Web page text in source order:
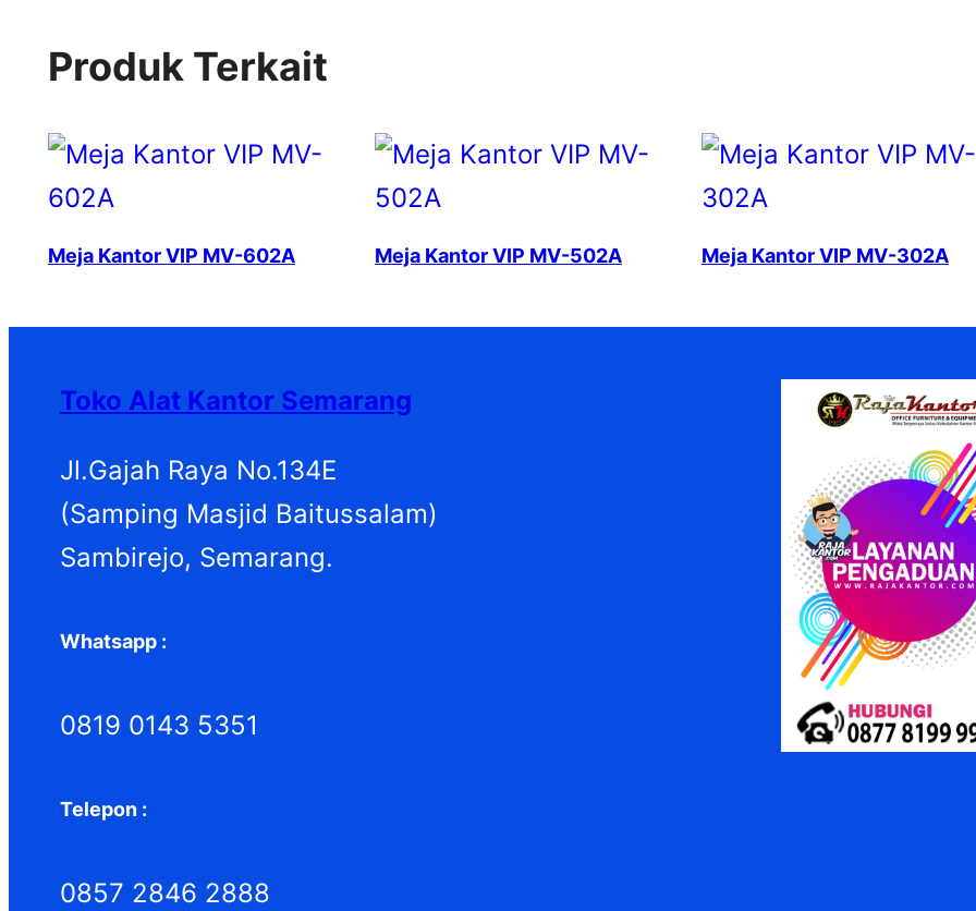
Produk Terkait
Meja Kantor VIP MV-602A Meja Kantor VIP MV-502A Meja Kantor VIP MV-302A
Toko Alat Kantor Semarang
Jl.Gajah Raya No.134E
(Samping Masjid Baitussalam)
Sambirejo, Semarang.
Whatsapp :
0819 0143 5351
Telepon :
0857 2846 2888